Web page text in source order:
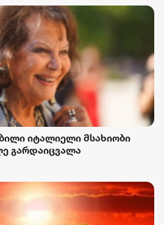
იტალიელი მსახიობი
გარდაიცვალა